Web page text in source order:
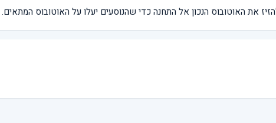
את האוטובוס הנכון אל התחנה כדי שהנוסעים יעלו על האוטובוס המתאים.